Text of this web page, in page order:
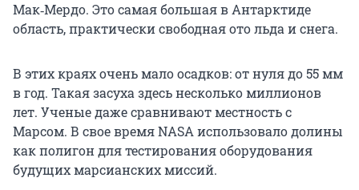
Мак‑Мердо. Это самая большая в Антарктиде
область, практически свободная ото льда и снега.
В этих краях очень мало осадков: от нуля до 55 мм
в год. Такая засуха здесь несколько миллионов
лет. Ученые даже сравнивают местность с
Марсом. В свое время NASA использовало долины
как полигон для тестирования оборудования
будущих марсианских миссий.